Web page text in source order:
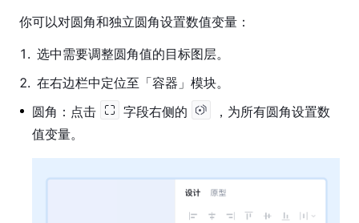
你可以对圆角和独立圆角设置数值变量：
1 . 选中需要调整圆角值的目标图层。
2. 在右边栏中定位至「容器」模块。
圆角：点击
字段右侧的
，为所有圆角设置数
值变量。